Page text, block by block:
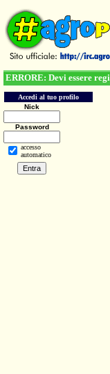
ERRORE: Devi essere
Accedi al tuo profilo
Nick
Password
accesso
automatico